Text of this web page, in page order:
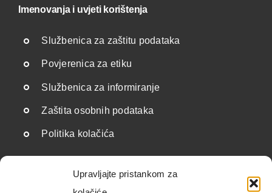
Upravljajte pristankom za
Imenovanja i uvjeti korištenja
Službenica za zaštitu podataka
Povjerenica za etiku
Službenica za informiranje
Zaštita osobnih podataka
Politika kolačića
Korisne poveznice